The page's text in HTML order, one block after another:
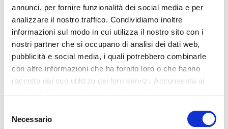
annunci, per fornire funzionalità dei social media e per
analizzare il nostro traffico. Condividiamo inoltre
informazioni sul modo in cui utilizza il nostro sito con i
nostri partner che si occupano di analisi dei dati web,
pubblicità e social media, i quali potrebbero combinarle
con altre informazioni che ha fornito loro o che hanno
raccolto dal suo utilizzo dei loro servizi. Acconsenta ai
delNecessario